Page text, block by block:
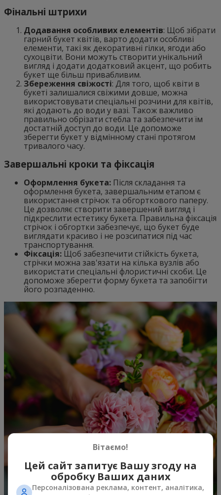
Фінальні штрихи
Додавання особливих елементів: Щоб зібрати
гарний букет квітів, варто додати особливі
елементи, такі як декоративні гілки, ягоди або
сухоцвіти. Вони можуть створити унікальний
вигляд і додати додатковий акцент, що робить
букет ще більш привабливим.
Збереження свіжості: Для того, щоб квіти в
букеті залишалися свіжими довше, можна
використовувати спеціальні розчини для квітів,
які додають до води у вазі. Також важливо
правильно обрізати стебла та забезпечити їм
достатній доступ до води. Це допоможе
зберегти букет у відмінному стані протягом
тривалого часу.
Завершальні кроки та фіксація
Оформлення букета: Після складання та
оформлення букета, завершальним етапом є
використання стрічок та обгорткового паперу.
Це дозволяє створити завершений вигляд і
підкреслити естетику букета. Правильна фіксація
стрічок і обгортки забезпечує, що букет буде
виглядати красиво і не розсипатися під час
транспортування.
Фіксація: Щоб забезпечити стійкість букета,
стрічки можна зав'язати на кілька вузлів або
використати спеціальні флористичні скоби. Це
допоможе зберегти форму букета та запобігти
його розпаденню.
Вітаємо!
Цей сайт запитує Вашу згоду на
обробку Ваших даних
Персоналізована реклама, контент, аналітика,